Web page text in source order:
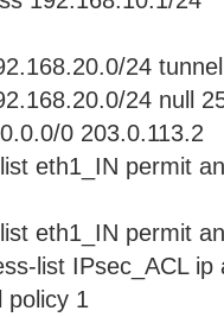
24
24 null
0 203.0.113.2
eth1_IN permit
eth1_IN permit
list IPsec_ACL ip
policy 1